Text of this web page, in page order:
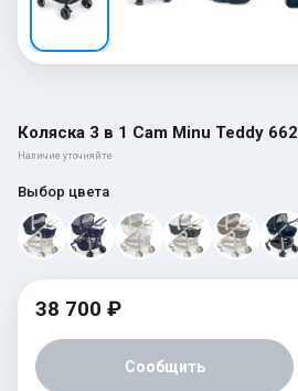
Коляска 3 в 1 Cam Minu Teddy 662
Наличие уточняйте
Выбор цвета
38 700 ₽
Сообщить